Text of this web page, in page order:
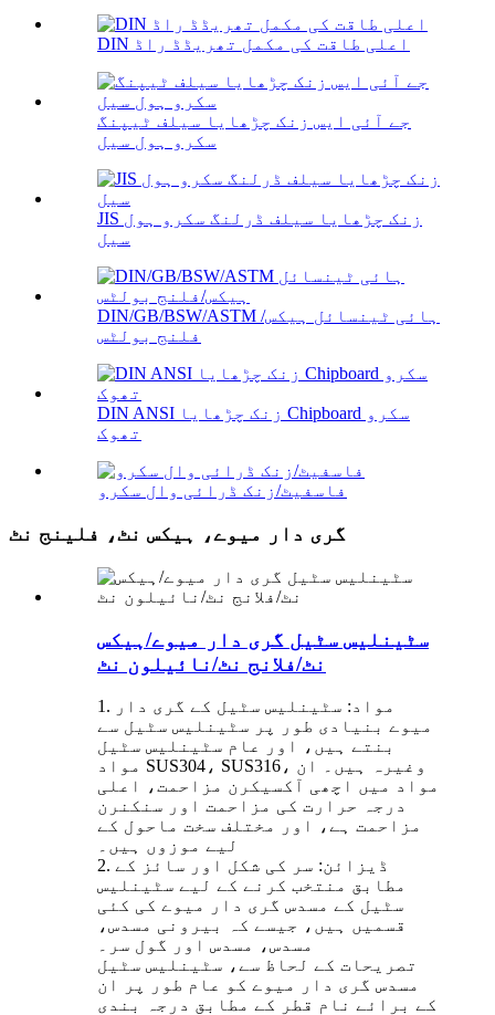
DIN اعلی طاقت کی مکمل تھریڈڈ راڈ
جے آئی ایس زنک چڑھایا سیلف ٹیپنگ
سکرو ہول سیل
JIS زنک چڑھایا سیلف ڈرلنگ سکرو ہول
سیل
DIN/GB/BSW/ASTM ہائی ٹینسائل ہیکس/
فلنج بولٹس
DIN ANSI زنک چڑھایا Chipboard سکرو
تھوک
فاسفیٹ/زنک ڈرائی وال سکرو
گری دار میوے، ہیکس نٹ، فلینج نٹ
سٹینلیس سٹیل گری دار میوے/ہیکس
نٹ/فلانج نٹ/نائیلون نٹ
1. مواد: سٹینلیس سٹیل کے گری دار
میوے بنیادی طور پر سٹینلیس سٹیل سے
بنتے ہیں، اور عام سٹینلیس سٹیل
مواد SUS304، SUS316، وغیرہ ہیں۔ ان
مواد میں اچھی آکسیکرن مزاحمت، اعلی
درجہ حرارت کی مزاحمت اور سنکنرن
مزاحمت ہے، اور مختلف سخت ماحول کے
لیے موزوں ہیں۔
2. ڈیزائن: سر کی شکل اور سائز کے
مطابق منتخب کرنے کے لیے سٹینلیس
سٹیل کے مسدس گری دار میوے کی کئی
قسمیں ہیں، جیسے کہ بیرونی مسدس،
مسدس، مسدس اور گول سر۔
تصریحات کے لحاظ سے، سٹینلیس سٹیل
مسدس گری دار میوے کو عام طور پر ان
کے برائے نام قطر کے مطابق درجہ بندی